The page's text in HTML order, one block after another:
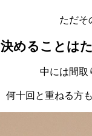
ただそ
決めることは
中には間取
何十回と重ねる方